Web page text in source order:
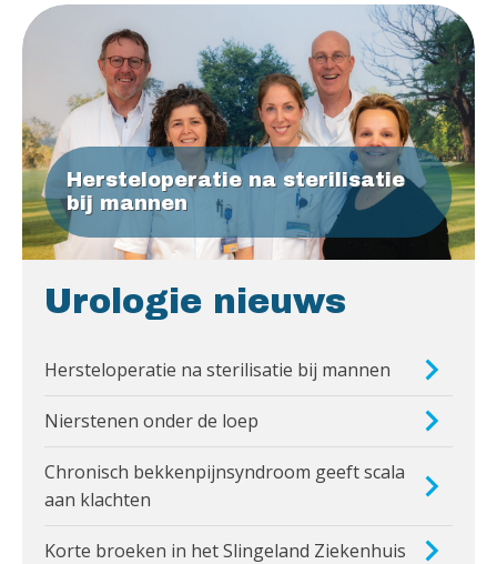
Hersteloperatie na sterilisatie
bij mannen
Urologie nieuws
Hersteloperatie na sterilisatie bij mannen
Nierstenen onder de loep
Chronisch bekkenpijnsyndroom geeft scala
aan klachten
Korte broeken in het Slingeland Ziekenhuis